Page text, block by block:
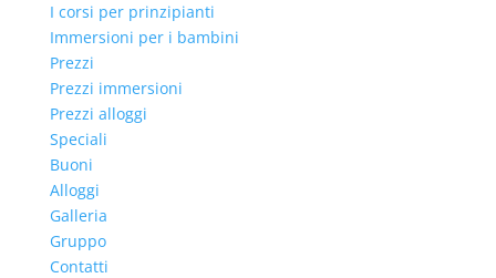
I corsi per prinzipianti
Immersioni per i bambini
Prezzi
Prezzi immersioni
Prezzi alloggi
Speciali
Buoni
Alloggi
Galleria
Gruppo
Contatti